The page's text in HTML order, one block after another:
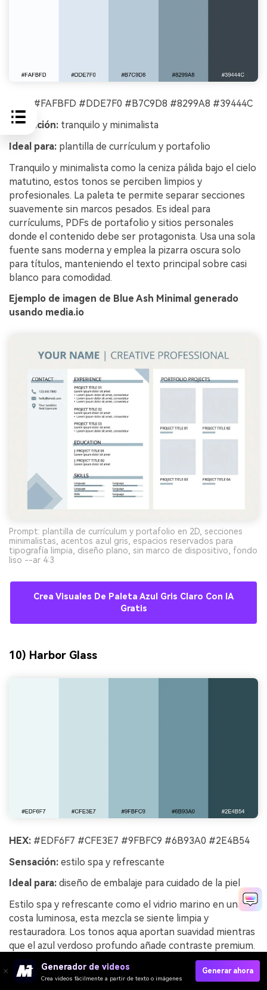
#FAFBFD #DDE7F0 #B7C9D8 #8299A8 #39444C
Sensación: tranquilo y minimalista
Ideal para: plantilla de currículum y portafolio
Tranquilo y minimalista como la ceniza pálida bajo el cielo
matutino, estos tonos se perciben limpios y
profesionales. La paleta te permite separar secciones
suavemente sin marcos pesados. Es ideal para
currículums, PDFs de portafolio y sitios personales
donde el contenido debe ser protagonista. Usa una sola
fuente sans moderna y emplea la pizarra oscura solo
para títulos, manteniendo el texto principal sobre casi
blanco para comodidad.
Ejemplo de imagen de Blue Ash Minimal generado
usando media.io
Prompt: plantilla de currículum y portafolio en 2D, secciones
minimalistas, acentos azul gris, espacios reservados para
tipografía limpia, diseño plano, sin marco de dispositivo, fondo
liso --ar 4:3
Crea Visuales De Paleta Azul Gris Claro Con IA
Gratis
10) Harbor Glass
HEX: #EDF6F7 #CFE3E7 #9FBFC9 #6B93A0 #2E4B54
Sensación: estilo spa y refrescante
Ideal para: diseño de embalaje para cuidado de la piel
Estilo spa y refrescante como el vidrio marino en una
costa luminosa, esta mezcla se siente limpia y
restauradora. Los tonos aqua aportan suavidad mientras
que el azul verdoso profundo añade contraste premium.
Úsalo para etiquetas de cuidado de la piel, páginas de
productos de bienestar o señalización de salón.
Generador de videos
Crea videos fácilmente a partir de texto o imágenes
Generar ahora